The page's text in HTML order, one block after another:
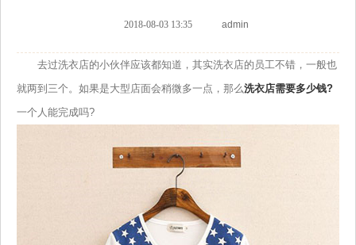
2018-08-03 13:35 admin
去过洗衣店的小伙伴应该都知道，其实洗衣店的员工不错，一般也
就两到三个。如果是大型店面会稍微多一点，那么洗衣店需要多少钱?
一个人能完成吗?